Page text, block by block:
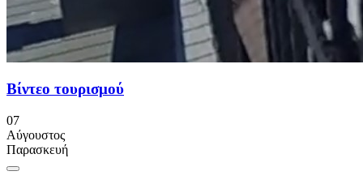
Βίντεο τουρισμού
07
Αύγουστος
Παρασκευή